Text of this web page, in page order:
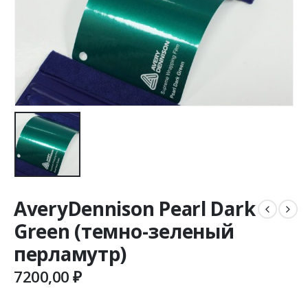
AveryDennison Pearl Dark
Green (темно-зеленый
перламутр)
7200,00₽